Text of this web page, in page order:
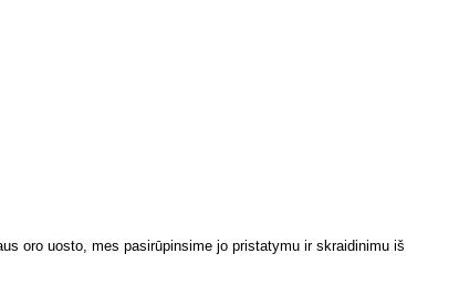
oro uosto, mes pasirūpinsime jo pristatymu ir skraidinimu iš